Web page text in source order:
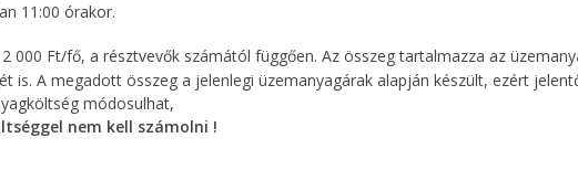
11:00 órakor.
000 Ft/fő, a résztvevők számától függően. Az összeg tartalmazza az
is. A megadott összeg a jelenlegi üzemanyagárak alapján készült, ezért
módosulhat,
nem kell számolni !